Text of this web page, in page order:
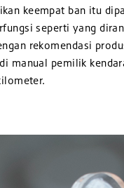
keempat ban itu
seperti yang
rekomendasi
manual pemilik